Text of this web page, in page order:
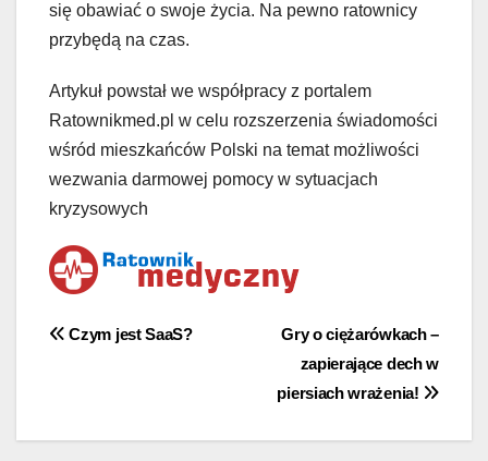
się obawiać o swoje życia. Na pewno ratownicy
przybędą na czas.
Artykuł powstał we współpracy z portalem
Ratownikmed.pl w celu rozszerzenia świadomości
wśród mieszkańców Polski na temat możliwości
wezwania darmowej pomocy w sytuacjach
kryzysowych
Nawigacja
Gry o ciężarówkach –
zapierające dech w
piersiach wrażenia!
Czym jest SaaS?